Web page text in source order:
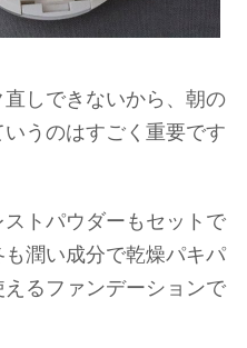
しできないから、朝の
うのはすごく重要です
トパウダーもセットで
潤い成分で乾燥パキパ
るファンデーションで